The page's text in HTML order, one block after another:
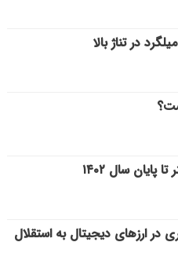
در تناژ بالا
سال ۱۴۰۲
در ارزهای دیجیتال به استقلال